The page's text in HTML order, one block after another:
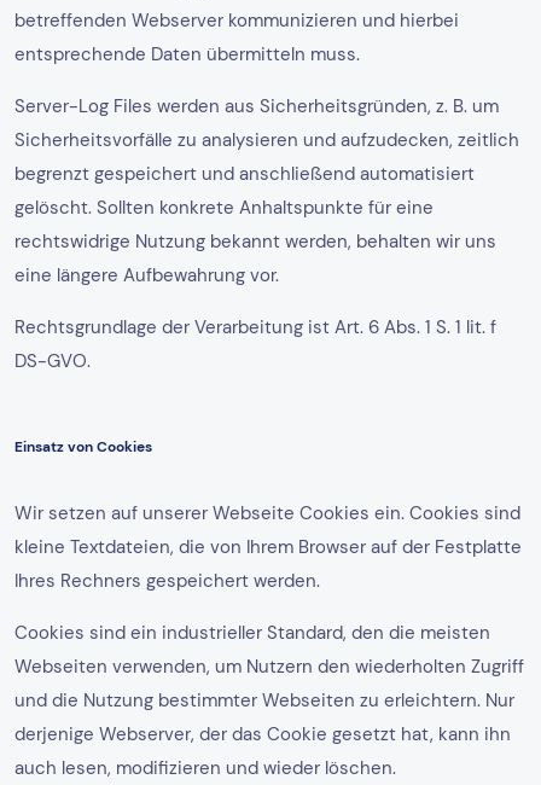
betreffenden Webserver kommunizieren und hierbei
entsprechende Daten übermitteln muss.
Server-Log Files werden aus Sicherheitsgründen, z. B. um
Sicherheitsvorfälle zu analysieren und aufzudecken, zeitlich
begrenzt gespeichert und anschließend automatisiert
gelöscht. Sollten konkrete Anhaltspunkte für eine
rechtswidrige Nutzung bekannt werden, behalten wir uns
eine längere Aufbewahrung vor.
Rechtsgrundlage der Verarbeitung ist Art. 6 Abs. 1 S. 1 lit. f
DS-GVO.
Einsatz von Cookies
Wir setzen auf unserer Webseite Cookies ein. Cookies sind
kleine Textdateien, die von Ihrem Browser auf der Festplatte
Ihres Rechners gespeichert werden.
Cookies sind ein industrieller Standard, den die meisten
Webseiten verwenden, um Nutzern den wiederholten Zugriff
und die Nutzung bestimmter Webseiten zu erleichtern. Nur
derjenige Webserver, der das Cookie gesetzt hat, kann ihn
auch lesen, modifizieren und wieder löschen.